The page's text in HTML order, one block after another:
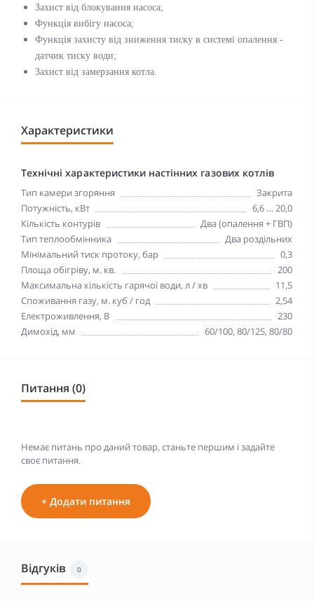
Захист від блокування насоса;
Функція вибігу насоса;
Функція захисту від зниження тиску в системі опалення -
датчик тиску води;
Захист від замерзання котла.
Характеристики
Технічні характеристики настінних газових котлів
Тип камери згоряння
Закрита
Потужність, кВт
6,6 … 20,0
Кількість контурів
Два (опалення + ГВП)
Тип теплообмінника
Два роздільних
Мінімальний тиск протоку, бар
0,3
Площа обігріву, м. кв.
200
Максимальна кількість гарячої води, л / хв
11,5
Споживання газу, м. куб / год
2,54
Електроживлення, В
230
Димохід, мм
60/100, 80/125, 80/80
Питання (0)
Немає питань про даний товар, станьте першим і задайте
своє питання.
+ Додати питання
Відгуків 0